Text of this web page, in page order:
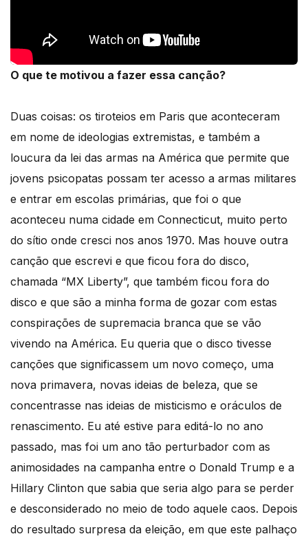
O que te motivou a fazer essa canção?
Duas coisas: os tiroteios em Paris que aconteceram
em nome de ideologias extremistas, e também a
loucura da lei das armas na América que permite que
jovens psicopatas possam ter acesso a armas militares
e entrar em escolas primárias, que foi o que
aconteceu numa cidade em Connecticut, muito perto
do sítio onde cresci nos anos 1970. Mas houve outra
canção que escrevi e que ficou fora do disco,
chamada “MX Liberty”, que também ficou fora do
disco e que são a minha forma de gozar com estas
conspirações de supremacia branca que se vão
vivendo na América. Eu queria que o disco tivesse
canções que significassem um novo começo, uma
nova primavera, novas ideias de beleza, que se
concentrasse nas ideias de misticismo e oráculos de
renascimento. Eu até estive para editá-lo no ano
passado, mas foi um ano tão perturbador com as
animosidades na campanha entre o Donald Trump e a
Hillary Clinton que sabia que seria algo para se perder
e desconsiderado no meio de todo aquele caos. Depois
do resultado surpresa da eleição, em que este palhaço